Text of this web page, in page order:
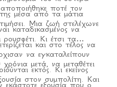
μέσα από τα μάτια
καταδικασμένος να
και στο τέλος να
ποτέ τον
Μια ζωή στελέχωνε
Κι έτσι τα
να εγκαταλείπουν
εκτός. Κι εκείνος
εκάστοτε εξουσία που ο
μετά, να μεταθέτει
στον συμπολίτη. Και